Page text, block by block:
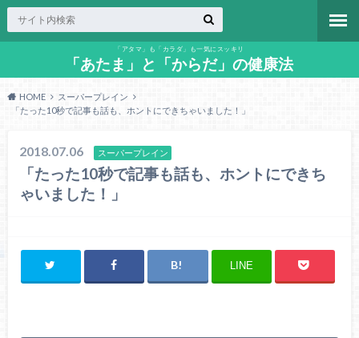
「アタマ」も「カラダ」も一気にスッキリ
「あたま」と「からだ」の健康法
HOME
スーパープレイン
「たった10秒で記事も話も、ホントにできちゃいました！」
2018.07.06 スーパープレイン
「たった10秒で記事も話も、ホントにできち
ゃいました！」
LINE